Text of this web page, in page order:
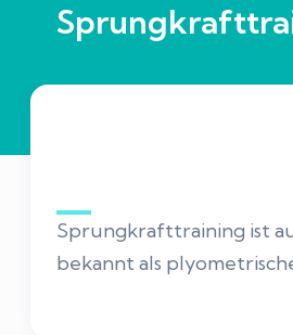
Sprungkrafttraining ist
bekannt als